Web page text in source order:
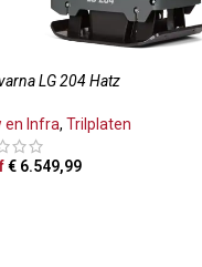
LG 204 Hatz
en Infra, Trilplaten
€ 6.549,99